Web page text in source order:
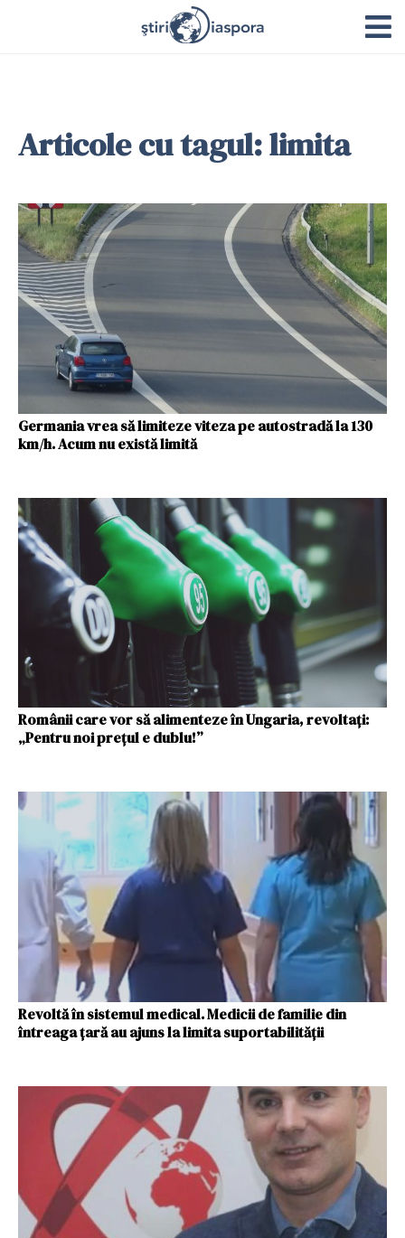
Articole cu tagul: limita
Germania vrea să limiteze viteza pe autostradă la 130
km/h. Acum nu există limită
Românii care vor să alimenteze în Ungaria, revoltați:
„Pentru noi prețul e dublu!”
Revoltă în sistemul medical. Medicii de familie din
întreaga țară au ajuns la limita suportabilității